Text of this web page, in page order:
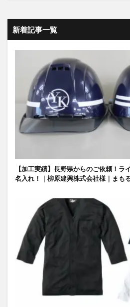
新着記事一覧
【加工実績】長野県からのご依頼！ラ
名入れ！｜柳原建興株式会社様｜まも